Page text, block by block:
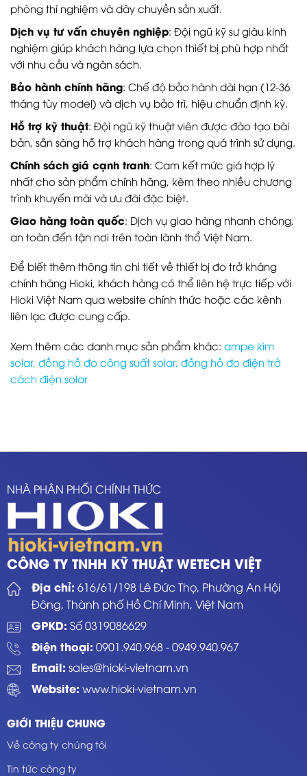
phòng thí nghiệm và dây chuyền sản xuất.
Dịch vụ tư vấn chuyên nghiệp: Đội ngũ kỹ sư giàu kinh
nghiệm giúp khách hàng lựa chọn thiết bị phù hợp nhất
với nhu cầu và ngân sách.
Bảo hành chính hãng: Chế độ bảo hành dài hạn (12-36
tháng tùy model) và dịch vụ bảo trì, hiệu chuẩn định kỳ.
Hỗ trợ kỹ thuật: Đội ngũ kỹ thuật viên được đào tạo bài
bản, sẵn sàng hỗ trợ khách hàng trong quá trình sử dụng.
Chính sách giá cạnh tranh: Cam kết mức giá hợp lý
nhất cho sản phẩm chính hãng, kèm theo nhiều chương
trình khuyến mãi và ưu đãi đặc biệt.
Giao hàng toàn quốc: Dịch vụ giao hàng nhanh chóng,
an toàn đến tận nơi trên toàn lãnh thổ Việt Nam.
Để biết thêm thông tin chi tiết về thiết bị đo trở kháng
chính hãng Hioki, khách hàng có thể liên hệ trực tiếp với
Hioki Việt Nam qua website chính thức hoặc các kênh
liên lạc được cung cấp.
Xem thêm các danh mục sản phẩm khác: ampe kìm
solar, đồng hồ đo công suất solar, đồng hồ đo điện trở
cách điện solar
NHÀ PHÂN PHỐI CHÍNH THỨC
CÔNG TY TNHH KỸ THUẬT WETECH VIỆT
Địa chỉ: 616/61/198 Lê Đức Thọ, Phường An Hội
Đông, Thành phố Hồ Chí Minh, Việt Nam
GPKD: Số 0319086629
Điện thoại: 0901.940.968-0949.940.967
Email: sales@hioki-vietnam.vn
Website: www.hioki-vietnam.vn
GIỚI THIỆU CHUNG
Về công ty chúng tôi
Tin tức công ty